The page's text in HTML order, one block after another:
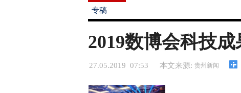
专稿
2019数博会科技
27.05.2019 07:53 本文来源: 贵州新闻